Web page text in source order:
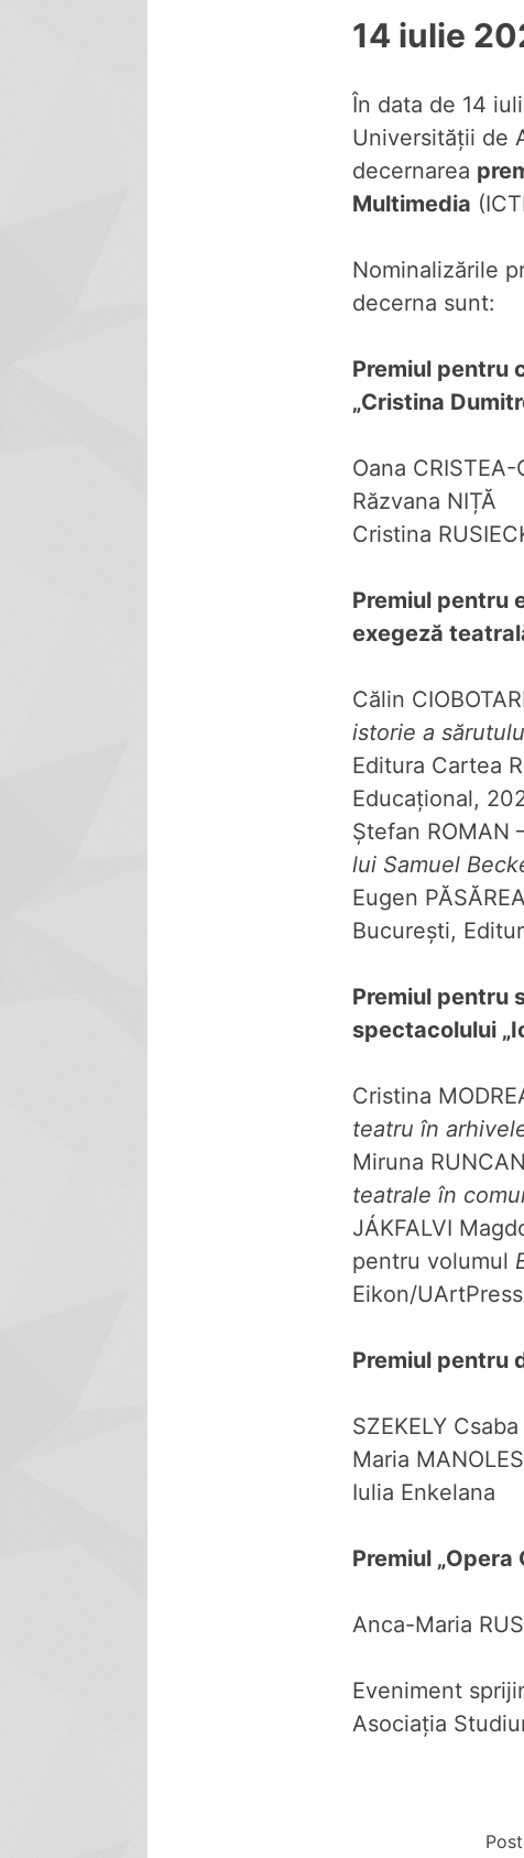
14 iulie
În data de 14
Universităţii de
decernarea
Multimedia
Nominalizările
decerna sunt:
Premiul pentru
„Cristina
Oana CRISTEA-
Răzvana NIȚĂ
Cristina
Premiul pentru
exegeză
Călin
istorie a
Editura Cartea
Educațional,
Ștefan ROMAN
lui Samuel
Eugen
București,
Premiul pentru
spectacolului
Cristina
teatru în
Miruna
teatrale în
JÁKFALVI
pentru volumul
Eikon/
Premiul pentru
SZEKELY Csaba
Maria
Iulia Enkelana
Premiul „Opera
Anca-Maria
Eveniment
Asociația